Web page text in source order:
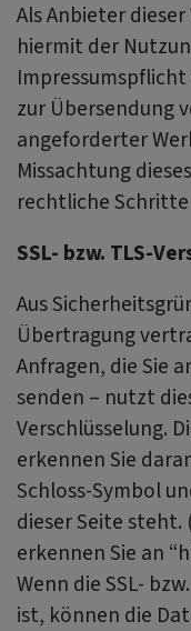
Als Anbieter
hiermit der
zur Übersendung
angeforderter
Missachtung
rechtliche Schritte
SSL- bzw. TLS-
Aus
Übertragung
Anfragen, die Sie
senden – nutzt
Verschlüsselung.
erkennen Sie
Schloss-Symbol
dieser Seite steht.
erkennen Sie an
Wenn die SSL-
ist, können die